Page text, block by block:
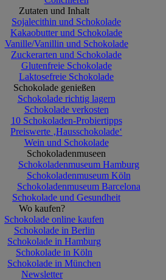
Zutaten und Inhalt
Sojalecithin und Schokolade
Kakaobutter und Schokolade
Vanille/Vanillin und Schokolade
Zuckerarten und Schokolade
Glutenfreie Schokolade
Laktosefreie Schokolade
Schokolade genießen
Schokolade richtig lagern
Schokolade verkosten
10 Schokoladen-Probiertipps
Preiswerte ‚Hausschokolade‘
Wein und Schokolade
Schokoladenmuseen
Schokoladenmuseum Hamburg
Schokoladenmuseum Köln
Schokoladenmuseum Barcelona
Schokolade und Gesundheit
Wo kaufen?
Schokolade online kaufen
Schokolade in Berlin
Schokolade in Hamburg
Schokolade in Köln
Schokolade in München
Newsletter